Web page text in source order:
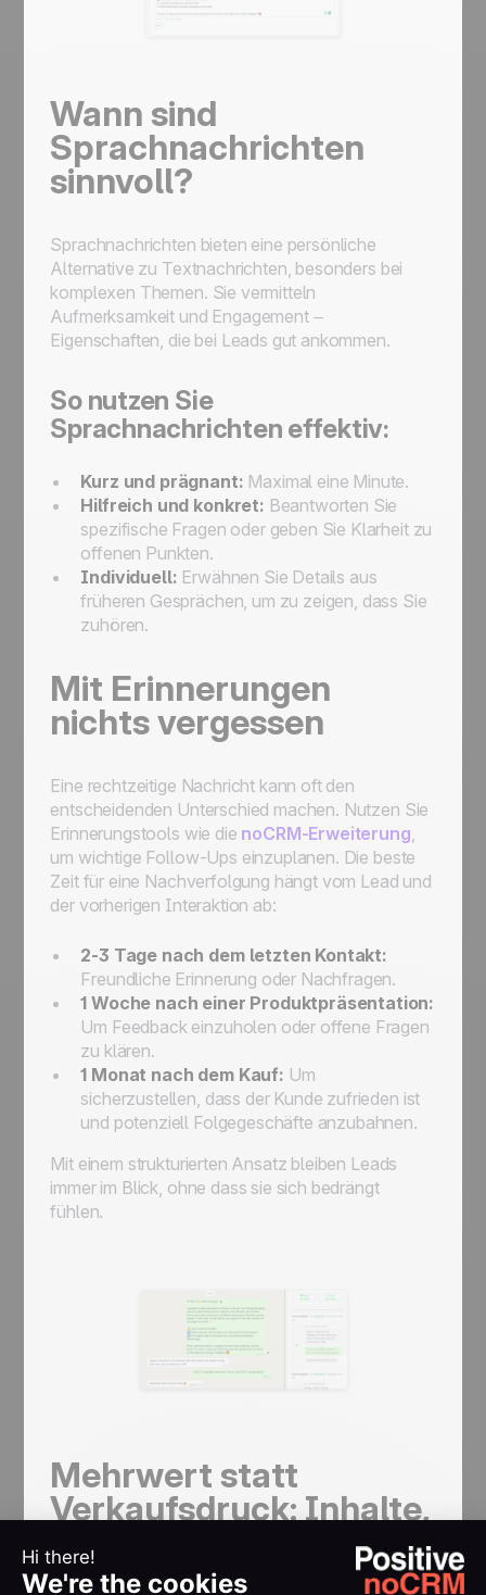
Wann sind
Sprachnachrichten
sinnvoll?
Sprachnachrichten bieten eine persönliche
Alternative zu Textnachrichten, besonders bei
komplexen Themen. Sie vermitteln
Aufmerksamkeit und Engagement –
Eigenschaften, die bei Leads gut ankommen.
So nutzen Sie
Sprachnachrichten effektiv:
Kurz und prägnant: Maximal eine Minute.
Hilfreich und konkret: Beantworten Sie
spezifische Fragen oder geben Sie Klarheit zu
offenen Punkten.
Individuell: Erwähnen Sie Details aus
früheren Gesprächen, um zu zeigen, dass Sie
zuhören.
Mit Erinnerungen
nichts vergessen
Eine rechtzeitige Nachricht kann oft den
entscheidenden Unterschied machen. Nutzen Sie
Erinnerungstools wie die noCRM-Erweiterung,
um wichtige Follow-Ups einzuplanen. Die beste
Zeit für eine Nachverfolgung hängt vom Lead und
der vorherigen Interaktion ab:
2-3 Tage nach dem letzten Kontakt:
Freundliche Erinnerung oder Nachfragen.
1 Woche nach einer Produktpräsentation:
Um Feedback einzuholen oder offene Fragen
zu klären.
1 Monat nach dem Kauf: Um
sicherzustellen, dass der Kunde zufrieden ist
und potenziell Folgegeschäfte anzubahnen.
Mit einem strukturierten Ansatz bleiben Leads
immer im Blick, ohne dass sie sich bedrängt
fühlen.
Mehrwert statt
Verkaufsdruck: Inhalte,
die Leads binden